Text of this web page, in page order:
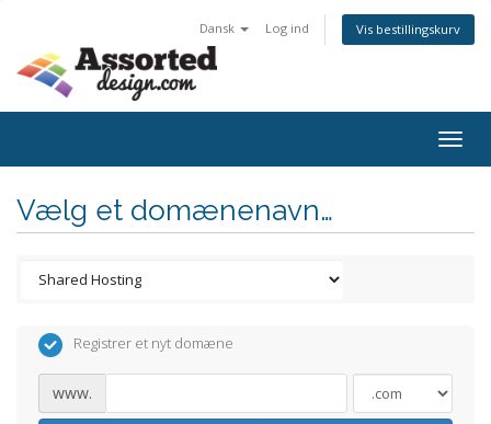
Dansk Log ind Vis bestillingskurv
Vælg et domænenavn…
Registrer et nyt domæne
www.